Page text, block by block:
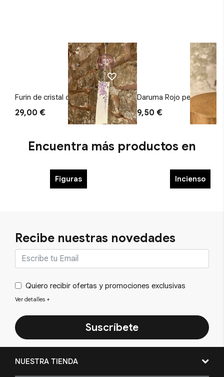
Furin de cristal con Sumie
Glicina
29,00 €
Daruma Rojo pequeño
9,50 €
Encuentra más productos en
Figuras Incienso
Recibe nuestras novedades
Quiero recibir ofertas y promociones exclusivas
Ver detalles +
Suscríbete
NUESTRA TIENDA